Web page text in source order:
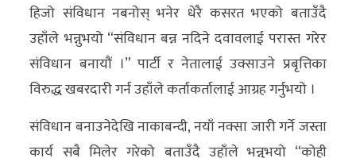
हिजो संविधान नबनोस् भनेर धेरै कसरत भएको बताउँदै
उहाँले भन्नुभयो “संविधान बन्न नदिने दवावलाई परास्त गरेर
संविधान बनायौं ।” पार्टी र नेतालाई उक्साउने प्रबृत्तिका
विरुद्ध खबरदारी गर्न उहाँले कर्ताकर्तालाई आग्रह गर्नुभयो ।
संविधान बनाउनेदेखि नाकाबन्दी, नयाँ नक्सा जारी गर्ने जस्ता
कार्य सबै मिलेर गरेको बताउँदै उहाँले भन्नुभयो “कोही